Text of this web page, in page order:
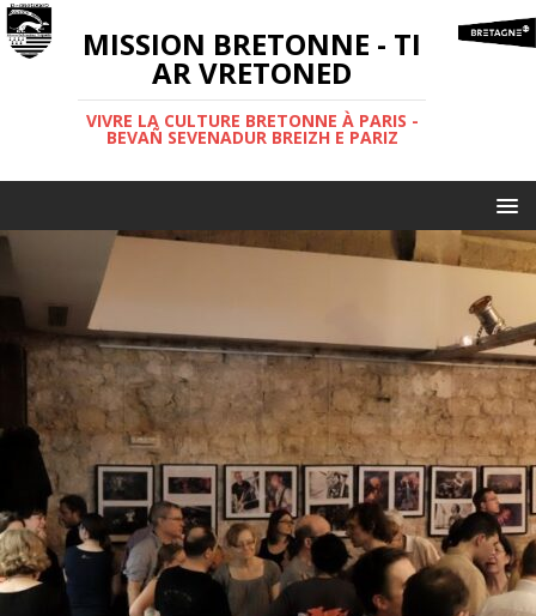
MISSION BRETONNE - TI
AR VRETONED
VIVRE LA CULTURE BRETONNE À PARIS -
BEVAÑ SEVENADUR BREIZH E PARIZ